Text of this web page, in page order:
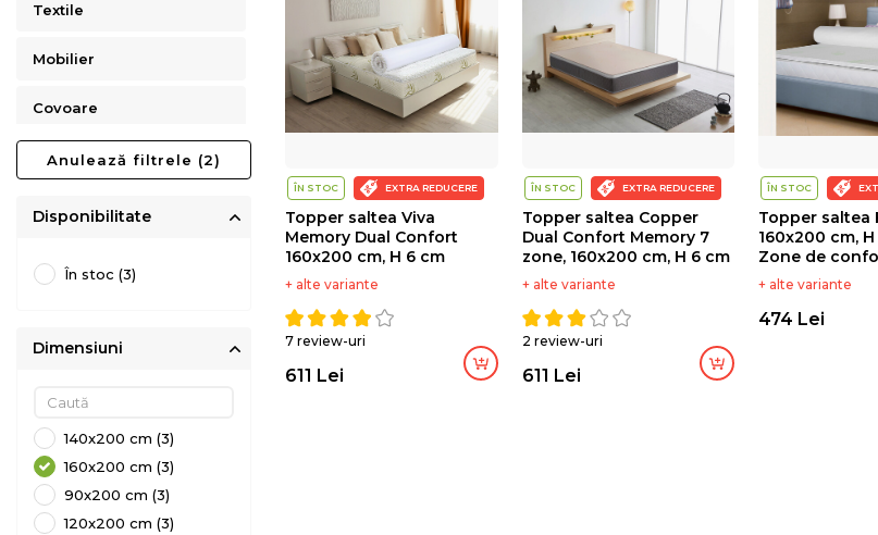
Textile
Mobilier
Covoare
Copii
Anulează filtrele (2)
Disponibilitate
În stoc (3)
Dimensiuni
140x200 cm (3)
160x200 cm (3)
90x200 cm (3)
120x200 cm (3)
ÎN STOC EXTRA REDUCERE
Topper saltea Viva
Memory Dual Confort
160x200 cm, H 6 cm
+ alte variante
7 review-uri
611 Lei
ÎN STOC EXTRA REDUCERE
Topper saltea Copper
Dual Confort Memory 7
zone, 160x200 cm, H 6 cm
+ alte variante
2 review-uri
611 Lei
ÎN STOC
Topper saltea
160x200 cm,
Zone de
+ alte variante
474 Lei